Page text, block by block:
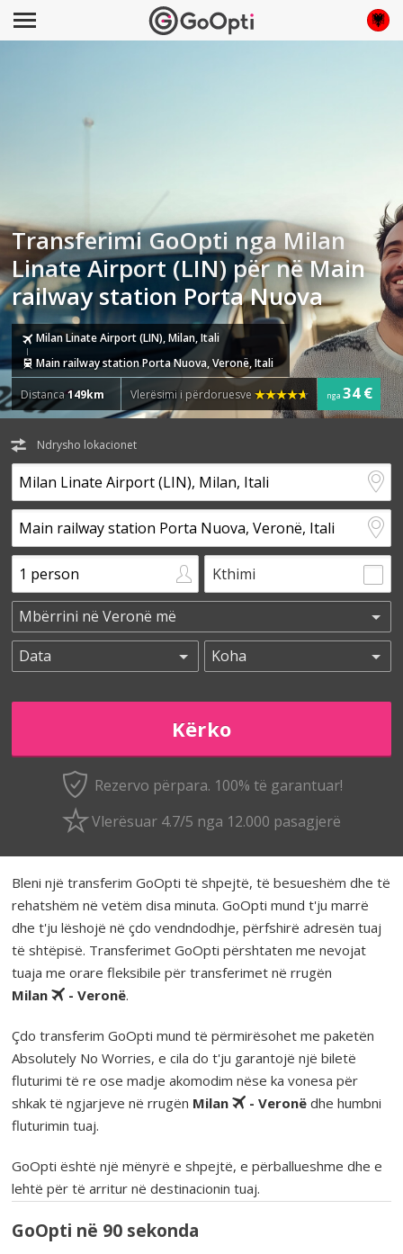
Transferimi GoOpti nga Milan
Linate Airport (LIN) për në Main
railway station Porta Nuova
Milan Linate Airport (LIN), Milan, Itali
Main railway station Porta Nuova, Veronë, Itali
Distanca149km Vlerësimi i përdoruesve nga 34 €
Ndrysho lokacionet
Kthimi
Rezervo përpara. 100% të garantuar!
Vlerësuar 4.7/5 nga 12.000 pasagjerë
Bleni një transferim GoOpti të shpejtë, të besueshëm dhe të
rehatshëm në vetëm disa minuta. GoOpti mund t'ju marrë
dhe t'ju lëshojë në çdo vendndodhje, përfshirë adresën tuaj
të shtëpisë. Transferimet GoOpti përshtaten me nevojat
tuaja me orare fleksibile për transferimet në rrugën
Milan
- Veronë.
Çdo transferim GoOpti mund të përmirësohet me paketën
Absolutely No Worries, e cila do t'ju garantojë një biletë
fluturimi të re ose madje akomodim nëse ka vonesa për
shkak të ngjarjeve në rrugën Milan - Veronë dhe humbni
fluturimin tuaj.
GoOpti është një mënyrë e shpejtë, e përballueshme dhe e
lehtë për të arritur në destinacionin tuaj.
GoOpti në 90 sekonda